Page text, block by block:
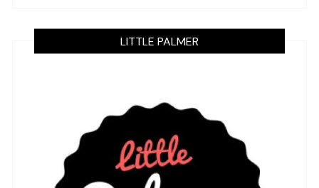
LITTLE PALMER